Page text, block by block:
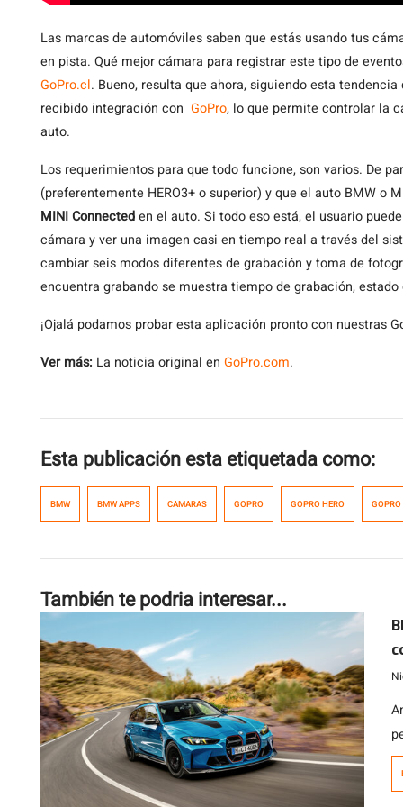
Las marcas de automóviles saben que estás usando tus
en pista. Qué mejor cámara para registrar este tipo de
GoPro.cl. Bueno, resulta que ahora, siguiendo esta
recibido integración con GoPro, lo que permite controlar la
auto.
Los requerimientos para que todo funcione, son varios. De
(preferentemente HERO3+ o superior) y que el auto BMW o
MINI Connecteden el auto. Si todo eso está, el usuario
cámara y ver una imagen casi en tiempo real a través del
cambiar seis modos diferentes de grabación y toma de
encuentra grabando se muestra tiempo de grabación,
¡Ojalá podamos probar esta aplicación pronto con nuestras
Ver más: La noticia original en GoPro.com.
Esta publicación esta etiquetada como:
BMW BMW APPS CAMARAS GOPRO GOPRO HERO
También te podria interesar...